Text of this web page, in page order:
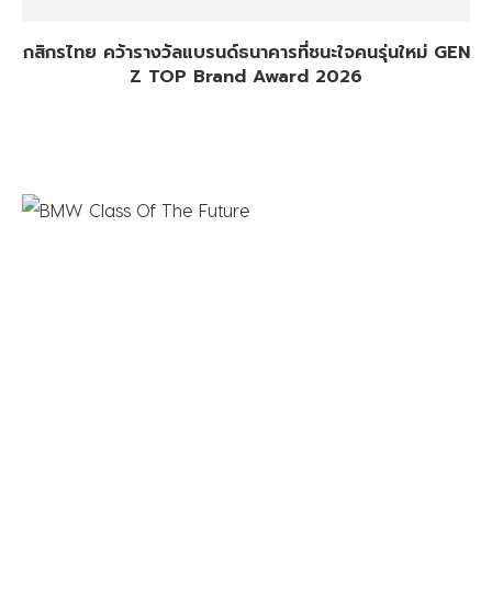
กสิกรไทย คว้ารางวัลแบรนด์ธนาคารที่ชนะใจคนรุ่นใหม่ GEN
Z TOP Brand Award 2026